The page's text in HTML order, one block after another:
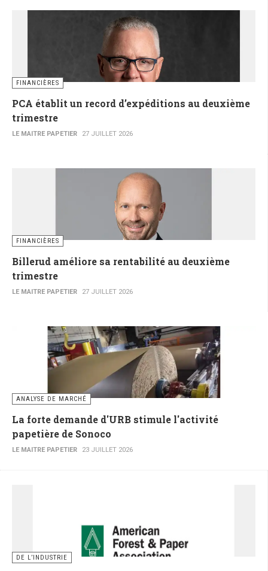
FINANCIÈRES
PCA établit un record d’expéditions au deuxième
trimestre
LE MAITRE PAPETIER 27 JUILLET 2026
FINANCIÈRES
Billerud améliore sa rentabilité au deuxième
trimestre
LE MAITRE PAPETIER 27 JUILLET 2026
ANALYSE DE MARCHÉ
La forte demande d'URB stimule l'activité
papetière de Sonoco
LE MAITRE PAPETIER 23 JUILLET 2026
DE L’INDUSTRIE